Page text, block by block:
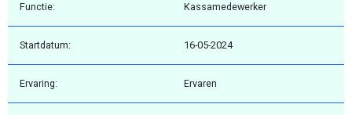
Functie: Kassamedewerker
Startdatum: 16-05-2024
Ervaring: Ervaren